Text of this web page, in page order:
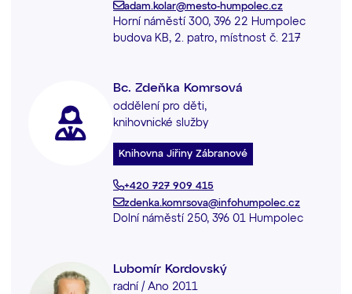
adam.kolar@mesto-humpolec.cz
Horní náměstí 300, 396 22 Humpolec
budova KB, 2. patro, místnost č. 217
Bc. Zdeňka Komrsová
oddělení pro děti,
knihovnické služby
Knihovna Jiřiny Zábranové
+420 727 909 415
zdenka.komrsova@infohumpolec.cz
Dolní náměstí 250, 396 01 Humpolec
Lubomír Kordovský
radní / Ano 2011